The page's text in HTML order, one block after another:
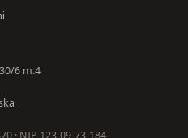
6 m.4
· NIP 123-09-73-184